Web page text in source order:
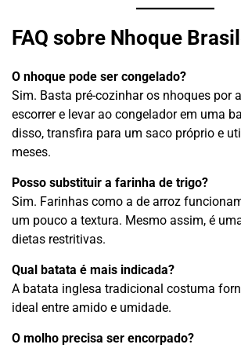
FAQ sobre Nhoque
O nhoque pode ser congelado?
Sim. Basta pré-cozinhar os nhoques por
escorrer e levar ao congelador em uma
disso, transfira para um saco próprio e
meses.
Posso substituir a farinha de trigo?
Sim. Farinhas como a de arroz
um pouco a textura. Mesmo assim, é
dietas restritivas.
Qual batata é mais indicada?
A batata inglesa tradicional costuma
ideal entre amido e umidade.
O molho precisa ser encorpado?